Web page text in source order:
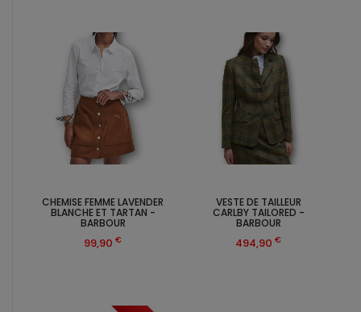
CHEMISE FEMME LAVENDER
BLANCHE ET TARTAN -
BARBOUR
99,90€
VESTE DE TAILLEUR
CARLBY TAILORED -
BARBOUR
494,90€